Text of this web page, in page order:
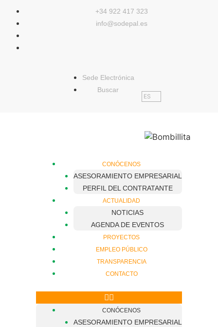
+34 922 417 323
info@sodepal.es
Sede Electrónica
Buscar
ES
CONÓCENOS
ASESORAMIENTO EMPRESARIAL
PERFIL DEL CONTRATANTE
ACTUALIDAD
NOTICIAS
AGENDA DE EVENTOS
PROYECTOS
EMPLEO PÚBLICO
TRANSPARENCIA
CONTACTO
CONÓCENOS
ASESORAMIENTO EMPRESARIAL